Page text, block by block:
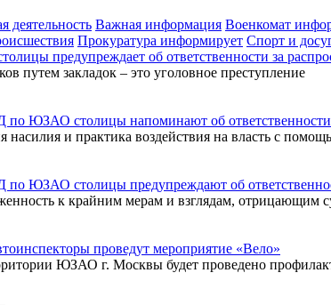
деятельность Важная информация Военкомат
Прокуратура информирует Спорт и
предупреждает об ответственности за
путем закладок – это уголовное преступление
ЮЗАО столицы напоминают об ответственности
насилия и практика воздействия на власть с
ЮЗАО столицы предупреждают об
к крайним мерам и взглядам, отрицающим
проведут мероприятие «Вело»
ЮЗАО г. Москвы будет проведено